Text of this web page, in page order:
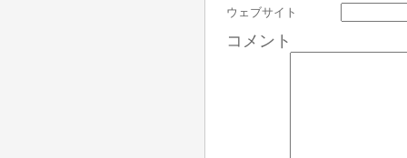
ウェブサイト
コメント